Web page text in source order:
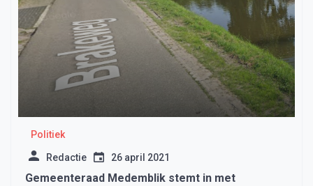
Politiek
Redactie 26 april 2021
Gemeenteraad Medemblik stemt in met